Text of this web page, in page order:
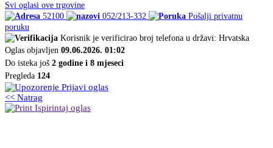
Svi oglasi ove trgovine
52100
052/213-332
Pošalji privatnu
poruku
Korisnik je verificirao broj telefona u državi: Hrvatska
Oglas objavljen 09.06.2026. 01:02
Do isteka još 2 godine i 8 mjeseci
Pregleda 124
Prijavi oglas
<< Natrag
Ispirintaj oglas